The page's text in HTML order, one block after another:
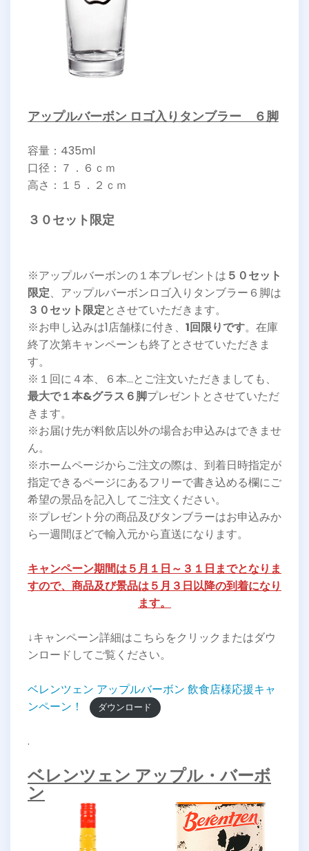
アップルバーボン ロゴ入りタンブラー ６脚
容量：435ml
口径：７．６ｃｍ
高さ：１５．２ｃｍ
３０セット限定
※アップルバーボンの１本プレゼントは ５０セット
限定、アップルバーボンロゴ入りタンブラー６脚は
３０セット限定とさせていただきます。
※お申し込みは1店舗様に付き、 1回限りです。在庫
終了次第キャンペーンも終了とさせていただきま
す。
※１回に４本、６本…とご注文いただきましても、
最大で１本&グラス６脚プレゼントとさせていただ
きます。
※お届け先が料飲店以外の場合お申込みはできませ
ん。
※ホームページからご注文の際は、到着日時指定が
指定できるページにあるフリーで書き込める欄にご
希望の景品を記入してご注文ください。
※プレゼント分の商品及びタンブラーはお申込みか
ら一週間ほどで輸入元から直送になります。
キャンペーン期間は５月１日～３１日までとなりま
すので、商品及び景品は５月３日以降の到着になり
ます。
↓キャンペーン詳細はこちらをクリックまたはダウ
ンロードしてご覧ください。
ベレンツェン アップルバーボン 飲食店様応援キャ
ンペーン！
ダウンロード
.
ベレンツェン アップル・バーボ
ン